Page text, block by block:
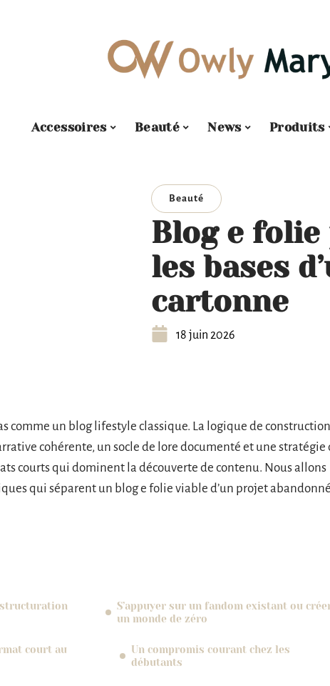
Accessoires Beauté News Produits
Beauté
Blog e
les bases
cartonne
18 juin 2026
comme un blog lifestyle classique. La logique de construction
cohérente, un socle de lore documenté et une stratégie
courts qui dominent la découverte de contenu. Nous allons
qui séparent un blog e folie viable d’un projet abandonné
structuration
court au
S’appuyer sur un fandom existant ou
un monde de zéro
Un compromis courant chez les
débutants